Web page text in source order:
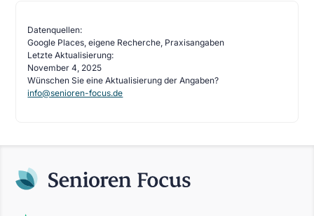
Datenquellen:
Google Places, eigene Recherche, Praxisangaben
Letzte Aktualisierung:
November 4, 2025
Wünschen Sie eine Aktualisierung der Angaben?
info@senioren-focus.de